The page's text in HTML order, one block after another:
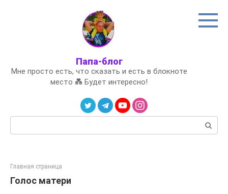
Папа-блог
Мне просто есть, что сказать и есть в блокноте
место 💑 Будет интересно!
Главная страница
Голос матери